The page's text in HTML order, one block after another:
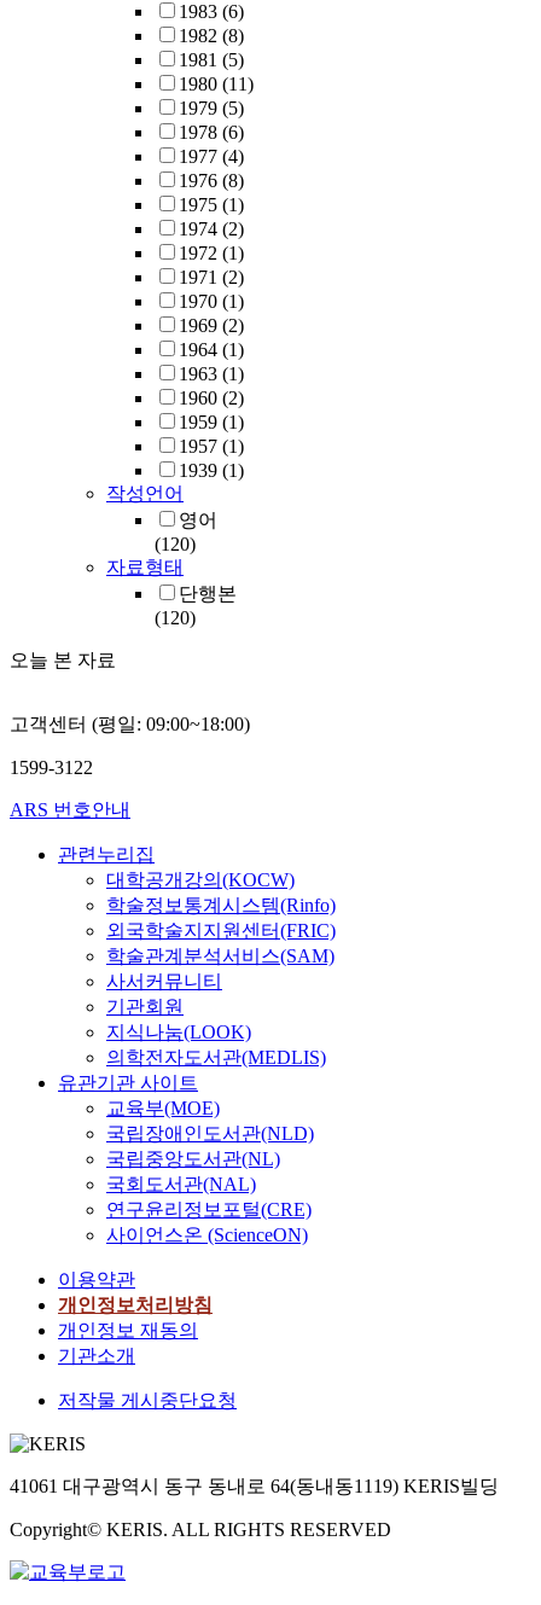
1983 (6)
1982 (8)
1981 (5)
1980 (11)
1979 (5)
1978 (6)
1977 (4)
1976 (8)
1975 (1)
1974 (2)
1972 (1)
1971 (2)
1970 (1)
1969 (2)
1964 (1)
1963 (1)
1960 (2)
1959 (1)
1957 (1)
1939 (1)
작성언어
영어
(120)
자료형태
단행본
(120)
오늘 본 자료
고객센터 (평일: 09:00~18:00)
1599-3122
ARS 번호안내
관련누리집
대학공개강의(KOCW)
학술정보통계시스템(Rinfo)
외국학술지지원센터(FRIC)
학술관계분석서비스(SAM)
사서커뮤니티
기관회원
지식나눔(LOOK)
의학전자도서관(MEDLIS)
유관기관 사이트
교육부(MOE)
국립장애인도서관(NLD)
국립중앙도서관(NL)
국회도서관(NAL)
연구윤리정보포털(CRE)
사이언스온 (ScienceON)
이용약관
개인정보처리방침
개인정보 재동의
기관소개
저작물 게시중단요청
41061 대구광역시 동구 동내로 64(동내동1119) KERIS빌딩
Copyright© KERIS. ALL RIGHTS RESERVED